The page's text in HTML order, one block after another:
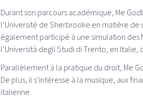
Durant son parcours académique, Me
l’Université de Sherbrooke en matière
également participé à une simulation des
l’Università degli Studi di Trento, en
Parallèlement à la pratique du droit, Me
De plus, il s’intéresse à la musique, aux
italienne.